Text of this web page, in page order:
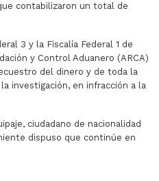
contabilizaron un total de
3 y la Fiscalía Federal 1 de
y Control Aduanero (ARCA)
del dinero y de toda la
investigación, en infracción a la
ciudadano de nacionalidad
dispuso que continúe en